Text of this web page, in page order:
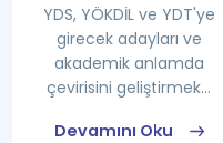
YDS, YÖKDİL ve YDT'ye
girecek adayları ve
akademik anlamda
çevirisini geliştirmek...
Devamını Oku